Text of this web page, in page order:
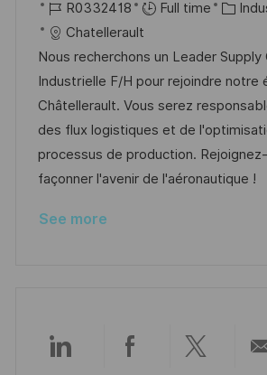
o
c
a
t
i
o
n
o
t
e
d
D
a
t
J
o
b
I
d
R0332418 Full time
C
t
e
g
o
r
y
Chatellerault
Nous recherchons un Leader Supply
Industrielle F/H pour rejoindre notre
Châtellerault. Vous serez
des flux logistiques et de
processus de production.
façonner l'avenir de l'aéronautique !
See more
Share
Share Share